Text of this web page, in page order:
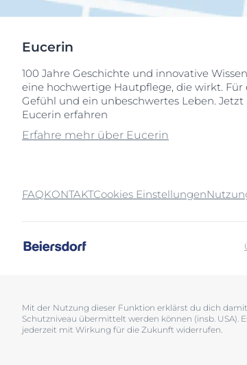
Eucerin
100 Jahre Geschichte und innovative
eine hochwertige Hautpflege, die wirkt. Für
Gefühl und ein unbeschwertes Leben.
Eucerin erfahren
Erfahre mehr über Eucerin
FAQKONTAKTCookies Einstellungen
Mit der Nutzung dieser Funktion erklärst du dich
Schutzniveau übermittelt werden können (insb. USA).
jederzeit mit Wirkung für die Zukunft widerrufen.